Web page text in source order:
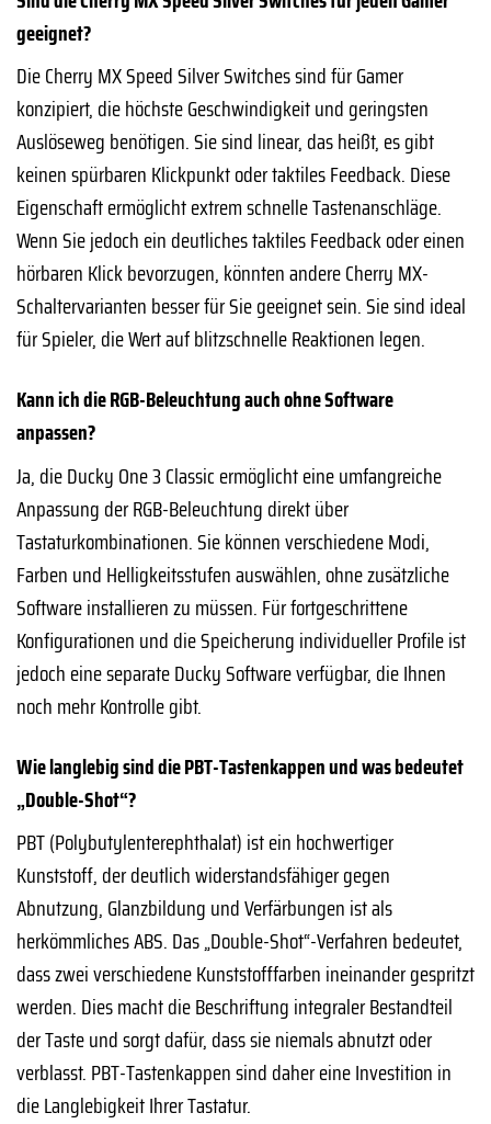
geeignet?
Die Cherry MX Speed Silver Switches sind für Gamer
konzipiert, die höchste Geschwindigkeit und geringsten
Auslöseweg benötigen. Sie sind linear, das heißt, es gibt
keinen spürbaren Klickpunkt oder taktiles Feedback. Diese
Eigenschaft ermöglicht extrem schnelle Tastenanschläge.
Wenn Sie jedoch ein deutliches taktiles Feedback oder einen
hörbaren Klick bevorzugen, könnten andere Cherry MX-
Schaltervarianten besser für Sie geeignet sein. Sie sind ideal
für Spieler, die Wert auf blitzschnelle Reaktionen legen.
Kann ich die RGB-Beleuchtung auch ohne Software
anpassen?
Ja, die Ducky One 3 Classic ermöglicht eine umfangreiche
Anpassung der RGB-Beleuchtung direkt über
Tastaturkombinationen. Sie können verschiedene Modi,
Farben und Helligkeitsstufen auswählen, ohne zusätzliche
Software installieren zu müssen. Für fortgeschrittene
Konfigurationen und die Speicherung individueller Profile ist
jedoch eine separate Ducky Software verfügbar, die Ihnen
noch mehr Kontrolle gibt.
Wie langlebig sind die PBT-Tastenkappen und was bedeutet
„Double-Shot“?
PBT (Polybutylenterephthalat) ist ein hochwertiger
Kunststoff, der deutlich widerstandsfähiger gegen
Abnutzung, Glanzbildung und Verfärbungen ist als
herkömmliches ABS. Das „Double-Shot“-Verfahren bedeutet,
dass zwei verschiedene Kunststofffarben ineinander gespritzt
werden. Dies macht die Beschriftung integraler Bestandteil
der Taste und sorgt dafür, dass sie niemals abnutzt oder
verblasst. PBT-Tastenkappen sind daher eine Investition in
die Langlebigkeit Ihrer Tastatur.